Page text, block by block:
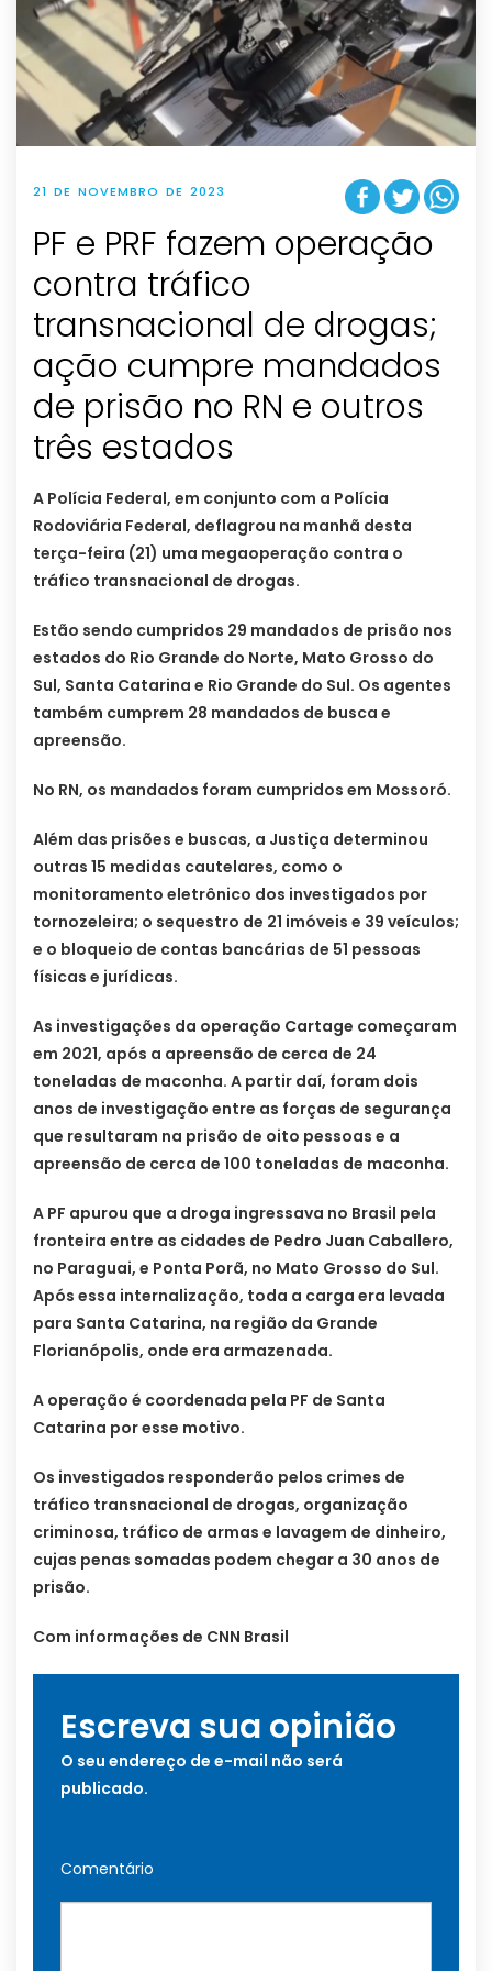
21 DE NOVEMBRO DE 2023
PF e PRF fazem operação
contra tráfico
transnacional de drogas;
ação cumpre mandados
de prisão no RN e outros
três estados
A Polícia Federal, em conjunto com a Polícia
Rodoviária Federal, deflagrou na manhã desta
terça-feira (21) uma megaoperação contra o
tráfico transnacional de drogas.
Estão sendo cumpridos 29 mandados de prisão nos
estados do Rio Grande do Norte, Mato Grosso do
Sul, Santa Catarina e Rio Grande do Sul. Os agentes
também cumprem 28 mandados de busca e
apreensão.
No RN, os mandados foram cumpridos em Mossoró.
Além das prisões e buscas, a Justiça determinou
outras 15 medidas cautelares, como o
monitoramento eletrônico dos investigados por
tornozeleira; o sequestro de 21 imóveis e 39 veículos;
e o bloqueio de contas bancárias de 51 pessoas
físicas e jurídicas.
As investigações da operação Cartage começaram
em 2021, após a apreensão de cerca de 24
toneladas de maconha. A partir daí, foram dois
anos de investigação entre as forças de segurança
que resultaram na prisão de oito pessoas e a
apreensão de cerca de 100 toneladas de maconha.
A PF apurou que a droga ingressava no Brasil pela
fronteira entre as cidades de Pedro Juan Caballero,
no Paraguai, e Ponta Porã, no Mato Grosso do Sul.
Após essa internalização, toda a carga era levada
para Santa Catarina, na região da Grande
Florianópolis, onde era armazenada.
A operação é coordenada pela PF de Santa
Catarina por esse motivo.
Os investigados responderão pelos crimes de
tráfico transnacional de drogas, organização
criminosa, tráfico de armas e lavagem de dinheiro,
cujas penas somadas podem chegar a 30 anos de
prisão.
Com informações de CNN Brasil
Escreva sua opinião
O seu endereço de e-mail não será
publicado.
Comentário